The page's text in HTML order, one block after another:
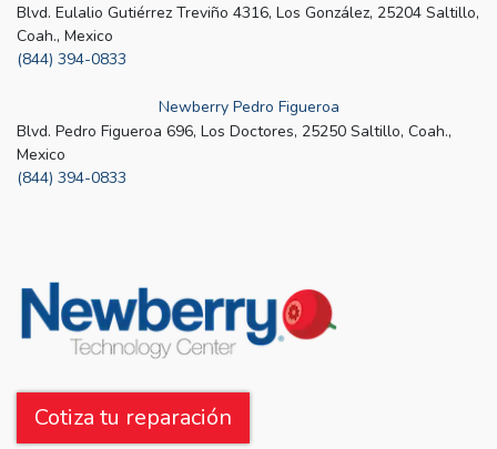
Blvd. Eulalio Gutiérrez Treviño 4316, Los González, 25204 Saltillo,
Coah., Mexico
(844) 394-0833
Newberry Pedro Figueroa
Blvd. Pedro Figueroa 696, Los Doctores, 25250 Saltillo, Coah.,
Mexico
(844) 394-0833
Cotiza tu reparación